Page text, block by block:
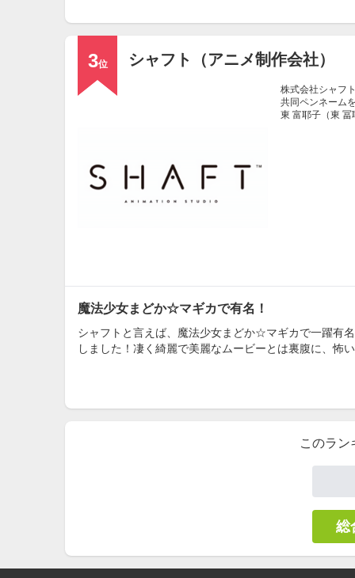
3位 シャフト（アニメ制作会社）
株式会社シャフ
共同ペンネーム
東 富耶子（東
魔法少女まどか☆マギカで有名！
シャフトと言えば、魔法少女まどか☆マギカで一躍有
しました！凄く綺麗で美麗なムービーとは裏腹に、怖
このラン
総